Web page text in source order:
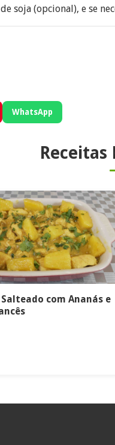
soja (opcional), e se
WhatsApp
Receitas
com Ananás e